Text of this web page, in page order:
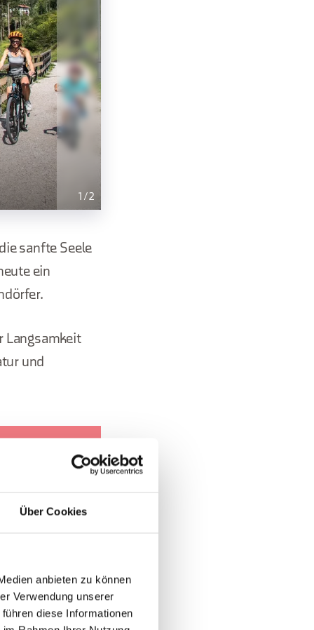
Über Cookies
anbieten zu können
Verwendung unserer
diese Informationen
1 /2
sanfte Seele
ein
Langsamkeit
und